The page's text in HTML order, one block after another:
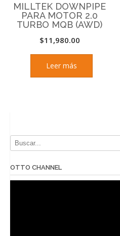
MILLTEK DOWNPIPE
PARA MOTOR 2.0
TURBO MQB (AWD)
$11,980.00
Leer más
OTTO CHANNEL